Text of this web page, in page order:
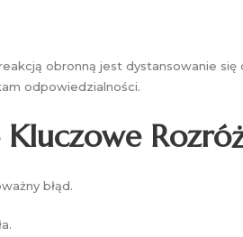
obronną jest dystansowanie się
odpowiedzialności.
błąd.